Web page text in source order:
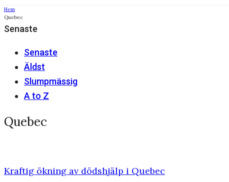
Hem
Quebec
Senaste
Senaste
Äldst
Slumpmässig
A to Z
Quebec
Kraftig ökning av dödshjälp i Quebec